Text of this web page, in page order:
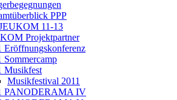
PPP
11-13
Projektpartner
Eröffnungskonferenz
Sommercamp
Musikfest
Musikfestival 2011
PANODERAMA IV